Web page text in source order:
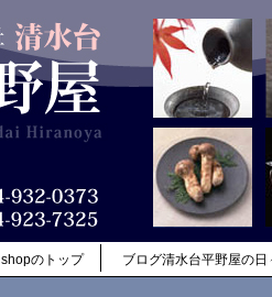
shopのトップ ブログ清水台平野屋の日